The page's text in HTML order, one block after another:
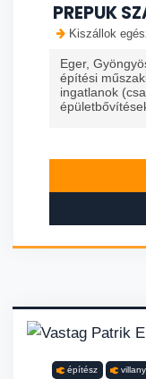
PREPUK
Kiszállok
Eger,
építési
ingatlanok
építész